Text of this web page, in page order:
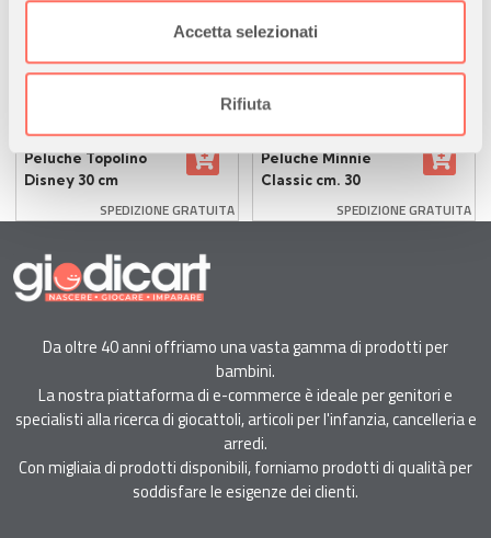
Utilizziamo i cookie per personalizzare contenuti ed
analizzare il nostro traffico. Condividiamo inoltre
informazioni sul modo in cui utilizza il nostro sito con i
nostri partner che si occupano di analisi dei dati web,
pubblicità e social media, i quali potrebbero combinarle
con altre informazioni che ha fornito loro o che hanno
raccolto dal suo utilizzo dei loro servizi.
Accetta selezionati
Rifiuta
disponibile
PTS
Peluche Topolino
Disney 30 cm
SPEDIZIONE GRATUITA
disponibile
PTS
Peluche Minnie
Classic cm. 30
SPEDIZIONE GRATUITA
Da oltre 40 anni offriamo una vasta gamma di prodotti per
bambini.
La nostra piattaforma di e-commerce è ideale per genitori e
specialisti alla ricerca di giocattoli, articoli per l'infanzia, cancelleria e
arredi.
Con migliaia di prodotti disponibili, forniamo prodotti di qualità per
soddisfare le esigenze dei clienti.